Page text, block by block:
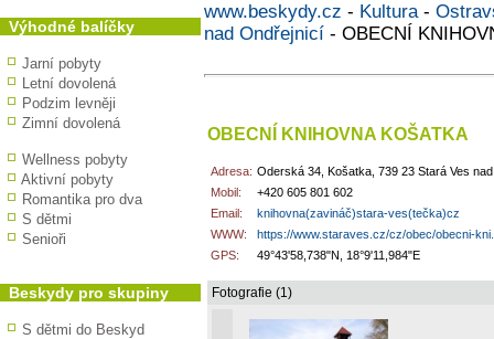
Výhodné balíčky
Jarní pobyty
Letní dovolená
Podzim levněji
Zimní dovolená
Wellness pobyty
Aktivní pobyty
Romantika pro dva
S dětmi
Senioři
Beskydy pro skupiny
S dětmi do Beskyd
www.beskydy.cz - Kultura-
nad Ondřejnicí - OBECNÍ
OBECNÍ KNIHOVNA KOŠATKA
Adresa: Oderská 34, Košatka, 739 23 Stará Ves
Mobil:
+420 605 801 602
Email:
knihovna(zavináč)stara-ves(tečka)cz
WWW:
https://www.staraves.cz/cz/obec/obecni-
GPS:
49°43'58,738"N, 18°9'11,984"E
Fotografie (1)